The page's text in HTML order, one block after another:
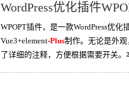
WordPress优化插件
WPOPT插件，是一款WordPress优
Vue3+element-Plus制作。无论是外
了详细的注释，方便根据需要开关。